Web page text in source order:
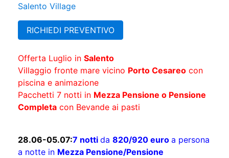
Salento Village
RICHIEDI PREVENTIVO
Offerta Luglio in Salento
Villaggio fronte mare vicino Porto Cesareo con
piscina e animazione
Pacchetti 7 notti in Mezza Pensione o Pensione
Completa con Bevande ai pasti
28.06-05.07:7 notti da 820/920 euro a persona
a notte in Mezza Pensione/Pensione